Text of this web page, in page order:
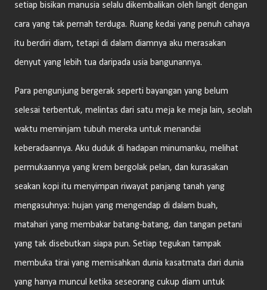
setiap bisikan manusia selalu dikembalikan oleh langit dengan
cara yang tak pernah terduga. Ruang kedai yang penuh cahaya
itu berdiri diam, tetapi di dalam diamnya aku merasakan
denyut yang lebih tua daripada usia bangunannya.
Para pengunjung bergerak seperti bayangan yang belum
selesai terbentuk, melintas dari satu meja ke meja lain, seolah
waktu meminjam tubuh mereka untuk menandai
keberadaannya. Aku duduk di hadapan minumanku, melihat
permukaannya yang krem bergolak pelan, dan kurasakan
seakan kopi itu menyimpan riwayat panjang tanah yang
mengasuhnya: hujan yang mengendap di dalam buah,
matahari yang membakar batang-batang, dan tangan petani
yang tak disebutkan siapa pun. Setiap tegukan tampak
membuka tirai yang memisahkan dunia kasatmata dari dunia
yang hanya muncul ketika seseorang cukup diam untuk